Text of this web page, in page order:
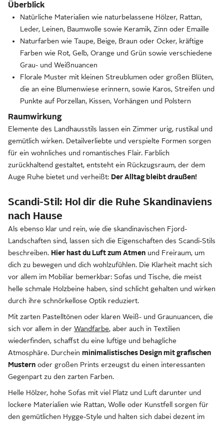
Überblick
Natürliche Materialien wie naturbelassene Hölzer, Rattan,
Leder, Leinen, Baumwolle sowie Keramik, Zinn oder Emaille
Naturfarben wie Taupe, Beige, Braun oder Ocker, kräftige
Farben wie Rot, Gelb, Orange und Grün sowie verschiedene
Grau- und Weißnuancen
Florale Muster mit kleinen Streublumen oder großen Blüten,
die an eine Blumenwiese erinnern, sowie Karos, Streifen und
Punkte auf Porzellan, Kissen, Vorhängen und Polstern
Raumwirkung
Elemente des Landhausstils lassen ein Zimmer urig, rustikal und
gemütlich wirken. Detailverliebte und verspielte Formen sorgen
für ein wohnliches und romantisches Flair. Farblich
zurückhaltend gestaltet, entsteht ein Rückzugsraum, der dem
Auge Ruhe bietet und verheißt: Der Alltag bleibt draußen!
Scandi-Stil: Hol dir die Ruhe Skandinaviens
nach Hause
Als ebenso klar und rein, wie die skandinavischen Fjord-
Landschaften sind, lassen sich die Eigenschaften des Scandi-Stils
beschreiben. Hier hast du Luft zum Atmen und Freiraum, um
dich zu bewegen und dich wohlzufühlen. Die Klarheit macht sich
vor allem im Mobiliar bemerkbar: Sofas und Tische, die meist
helle schmale Holzbeine haben, sind schlicht gehalten und wirken
durch ihre schnörkellose Optik reduziert.
Mit zarten Pastelltönen oder klaren Weiß- und Graunuancen, die
sich vor allem in der Wandfarbe, aber auch in Textilien
wiederfinden, schaffst du eine luftige und behagliche
Atmosphäre. Durchein minimalistisches Design mit grafischen
Mustern oder großen Prints erzeugst du einen interessanten
Gegenpart zu den zarten Farben.
Helle Hölzer, hohe Sofas mit viel Platz und Luft darunter und
lockere Materialien wie Rattan, Wolle oder Kunstfell sorgen für
den gemütlichen Hygge-Style und halten sich dabei dezent im